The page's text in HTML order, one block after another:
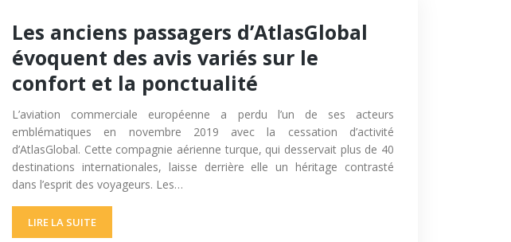
Les anciens passagers d’AtlasGlobal
évoquent des avis variés sur le
confort et la ponctualité
L’aviation commerciale européenne a perdu l’un de ses acteurs
emblématiques en novembre 2019 avec la cessation d’activité
d’AtlasGlobal. Cette compagnie aérienne turque, qui desservait plus de 40
destinations internationales, laisse derrière elle un héritage contrasté
dans l’esprit des voyageurs. Les…
LIRE LA SUITE